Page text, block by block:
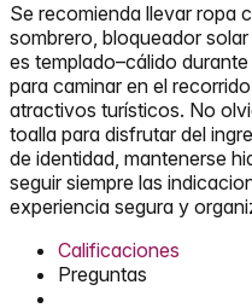
Se recomienda llevar ropa
sombrero, bloqueador
es templado–cálido
para caminar en el
atractivos turísticos. No
toalla para disfrutar del
de identidad, mantenerse
seguir siempre las
experiencia segura y
Calificaciones
Preguntas